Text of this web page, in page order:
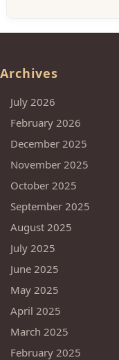
Archives
July 2026
February 2026
December 2025
November 2025
October 2025
September 2025
August 2025
July 2025
June 2025
May 2025
April 2025
March 2025
February 2025